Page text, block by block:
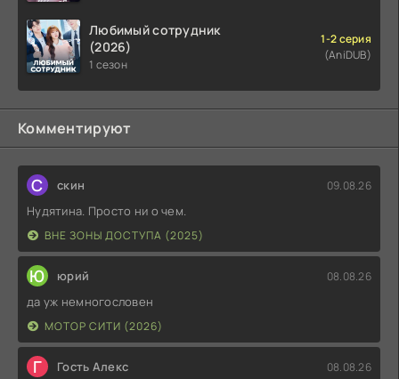
Любимый сотрудник
(2026)
1 сезон
1-2 серия
(AniDUB)
Комментируют
С скин 09.08.26
Нудятина. Просто ни о чем.
ВНЕ ЗОНЫ ДОСТУПА (2025)
Ю юрий 08.08.26
да уж немногословен
МОТОР СИТИ (2026)
Г Гость Алекс 08.08.26